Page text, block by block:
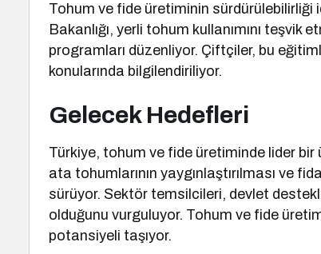
Tohum ve fide üretiminin
Bakanlığı, yerli tohum kullanımını
programları düzenliyor. Çiftçiler, bu
konularında bilgilendiriliyor.
Gelecek Hedefleri
Türkiye, tohum ve fide üretiminde lider bir
ata tohumlarının yaygınlaştırılması ve
sürüyor. Sektör temsilcileri, devlet
olduğunu vurguluyor. Tohum ve fide
potansiyeli taşıyor.